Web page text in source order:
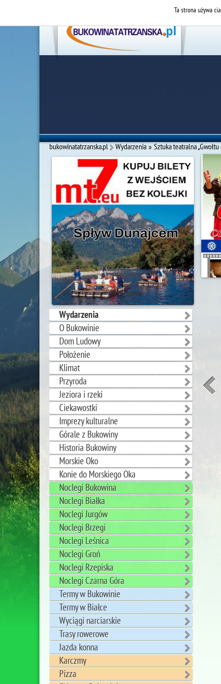
bukowinatatrzanska.pl Wydarzenia »Sztuka teatralna
Wydarzenia
O Bukowinie
Dom Ludowy
Położenie
Klimat
Przyroda
Jeziora i rzeki
Ciekawostki
Imprezy kulturalne
Górale z Bukowiny
Historia Bukowiny
Morskie Oko
Konie do Morskiego Oka
Noclegi Bukowina
Noclegi Białka
Noclegi Jurgów
Noclegi Brzegi
Noclegi Leśnica
Noclegi Groń
Noclegi Rzepiska
Noclegi Czarna Góra
Termy w Bukowinie
Termy w Białce
Wyciągi narciarskie
Trasy rowerowe
Jazda konna
Karczmy
Pizza
Ta strona używa